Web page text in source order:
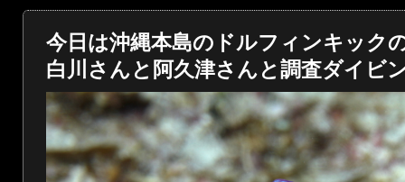
今日は沖縄本島のドルフィンキック
白川さんと阿久津さんと調査ダイビ